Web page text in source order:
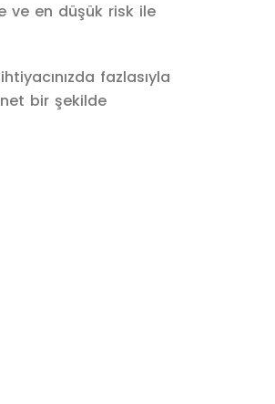
ve en düşük risk ile
fazlasıyla
bir şekilde